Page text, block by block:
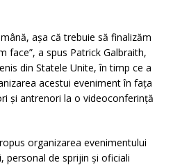
așa că trebuie să finalizăm
face”, a spus Patrick Galbraith,
din Statele Unite, în timp ce a
acestui eveniment în fața
și antrenori la o videoconferință
organizarea evenimentului
personal de sprijin și oficiali